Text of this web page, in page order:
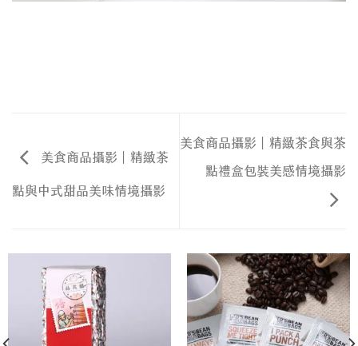
美食商品攝影｜精緻茶
點與中式甜品美味情境攝影
美食商品攝影｜精緻茶食與茶
點禮盒包裝美感情境攝影